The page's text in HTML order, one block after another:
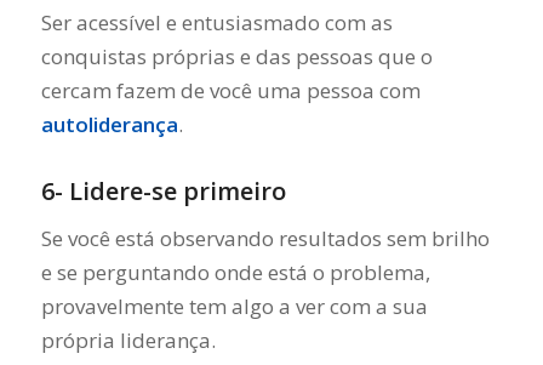
Ser acessível e entusiasmado com as
conquistas próprias e das pessoas que o
cercam fazem de você uma pessoa com
autoliderança.
6- Lidere-se primeiro
Se você está observando resultados sem brilho
e se perguntando onde está o problema,
provavelmente tem algo a ver com a sua
própria liderança.